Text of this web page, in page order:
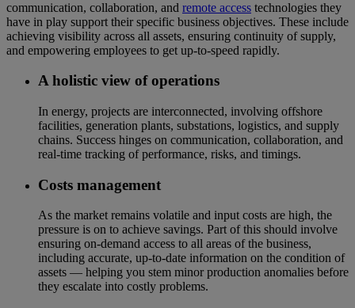
communication, collaboration, and remote access technologies they
have in play support their specific business objectives. These include
achieving visibility across all assets, ensuring continuity of supply,
and empowering employees to get up-to-speed rapidly.
A holistic view of operations
In energy, projects are interconnected, involving offshore
facilities, generation plants, substations, logistics, and supply
chains. Success hinges on communication, collaboration, and
real-time tracking of performance, risks, and timings.
Costs management
As the market remains volatile and input costs are high, the
pressure is on to achieve savings. Part of this should involve
ensuring on-demand access to all areas of the business,
including accurate, up-to-date information on the condition of
assets — helping you stem minor production anomalies before
they escalate into costly problems.